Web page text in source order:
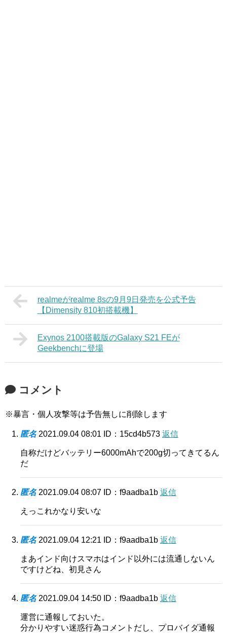
realmeがrealme 8sの9月9日発売を公式予告
【Dimensity 810初搭載機】
Exynos 2100搭載版のGalaxy S21 FEが
Geekbenchに登場
コメント
※暴言・個人攻撃等は予告無しに削除します
匿名 2021.09.04 08:01 ID：15cd4b573 返信
自称だけどバッテリー6000mAhで200g切ってきてるん
だ
匿名 2021.09.04 08:07 ID：f9aadba1b 返信
えっこれかなり安いな
匿名 2021.09.04 12:21 ID：f9aadba1b 返信
まあインド向けスマホはインド以外には流通しないん
ですけどね、初見さん
匿名 2021.09.04 14:50 ID：f9aadba1b 返信
運営に通報しておいた。
分かりやすい迷惑行為コメントだし、プロバイダ通報